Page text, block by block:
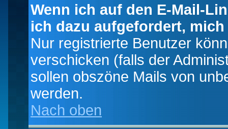
Wenn ich auf den E-Mail-
ich dazu aufgefordert,
Nur registrierte Benutzer
verschicken (falls der
sollen obszöne Mails von
werden.
Nach oben